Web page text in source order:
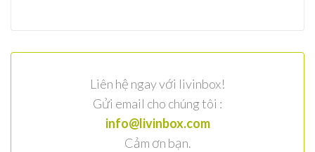
Liên hệ ngay với livinbox!
Gửi email cho chúng tôi :
info@livinbox.com
Cảm ơn bạn.